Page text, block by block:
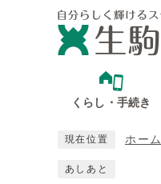
くらし・手続き
現在位置 ホーム
あしあと